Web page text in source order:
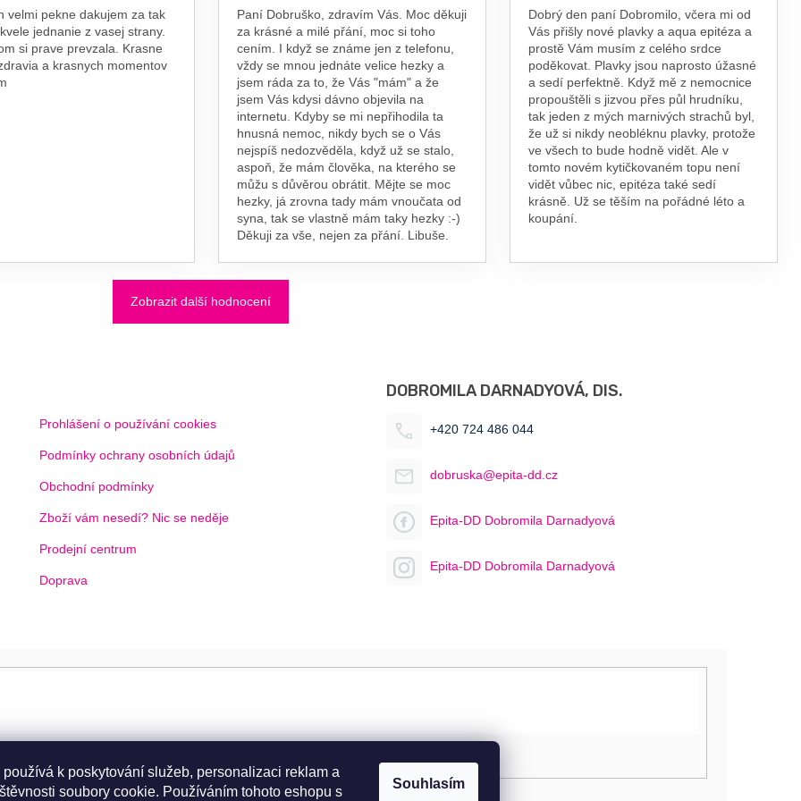
používá k poskytování služeb, personalizaci reklam a
soubory cookie. Používáním tohoto eshopu s
Souhlasím
velmi pekne dakujem za tak
jednanie z vasej strany.
si prave prevzala. Krasne
a krasnych momentov
Paní Dobruško, zdravím Vás. Moc děkuji
za krásné a milé přání, moc si toho
cením. I když se známe jen z telefonu,
vždy se mnou jednáte velice hezky a
jsem ráda za to, že Vás "mám" a že
jsem Vás kdysi dávno objevila na
internetu. Kdyby se mi nepřihodila ta
hnusná nemoc, nikdy bych se o Vás
nejspíš nedozvěděla, když už se stalo,
aspoň, že mám člověka, na kterého se
můžu s důvěrou obrátit. Mějte se moc
hezky, já zrovna tady mám vnoučata od
syna, tak se vlastně mám taky hezky :-)
Děkuji za vše, nejen za přání. Libuše.
Dobrý den paní Dobromilo, včera mi od
Vás přišly nové plavky a aqua epitéza a
prostě Vám musím z celého srdce
poděkovat. Plavky jsou naprosto úžasné
a sedí perfektně. Když mě z nemocnice
propouštěli s jizvou přes půl hrudníku,
tak jeden z mých marnivých strachů byl,
že už si nikdy neobléknu plavky, protože
ve všech to bude hodně vidět. Ale v
tomto novém kytičkovaném topu není
vidět vůbec nic, epitéza také sedí
krásně. Už se těším na pořádné léto a
koupání.
Zobrazit další hodnocení
Prohlášení o používání cookies
Podmínky ochrany osobních údajů
Obchodní podmínky
Zboží vám nesedí? Nic se neděje
Prodejní centrum
Doprava
DOBROMILA DARNADYOVÁ, DIS.
+420 724 486 044
dobruska@epita-dd.cz
Epita-DD Dobromila Darnadyová
Epita-DD Dobromila Darnadyová